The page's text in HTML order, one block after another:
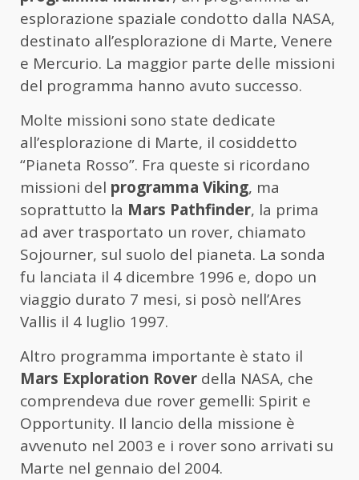
esplorazione spaziale condotto dalla NASA,
destinato all’esplorazione di Marte, Venere
e Mercurio. La maggior parte delle missioni
del programma hanno avuto successo.
Molte missioni sono state dedicate
all’esplorazione di Marte, il cosiddetto
“Pianeta Rosso”. Fra queste si ricordano
missioni del programma Viking, ma
soprattutto la Mars Pathfinder, la prima
ad aver trasportato un rover, chiamato
Sojourner, sul suolo del pianeta. La sonda
fu lanciata il 4 dicembre 1996 e, dopo un
viaggio durato 7 mesi, si posò nell’Ares
Vallis il 4 luglio 1997.
Altro programma importante è stato il
Mars Exploration Rover della NASA, che
comprendeva due rover gemelli: Spirit e
Opportunity. Il lancio della missione è
avvenuto nel 2003 e i rover sono arrivati su
Marte nel gennaio del 2004.